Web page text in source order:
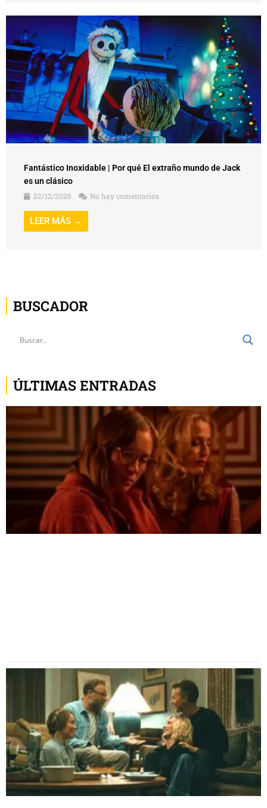
Fantástico Inoxidable | Por qué El extraño mundo de Jack
es un clásico
22/12/2025
No hay comentarios
LEER MÁS →
BUSCADOR
ÚLTIMAS ENTRADAS